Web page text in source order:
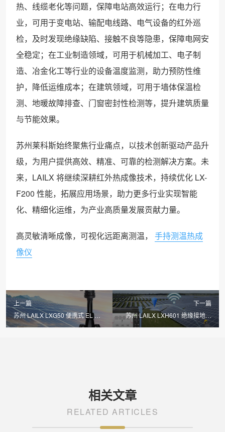
热、线缆老化等问题，保障电站高效运行；在电力行
业，可用于变电站、输配电线路、电气设备的红外巡
检，及时发现绝缘缺陷、接触不良等隐患，保障电网安
全稳定；在工业制造领域，可用于机械加工、电子制
造、冶金化工等行业的设备温度监测，助力预防性维
护，降低运维成本；在建筑领域，可用于墙体保温检
测、地暖故障排查、门窗密封性检测等，提升建筑质量
与节能效果。
苏州莱科斯始终聚焦行业痛点，以技术创新驱动产品升
级，为用户提供高效、精准、可靠的检测解决方案。未
来，LAILX 将继续深耕红外热成像技术，持续优化 LX-
F200 性能，拓展应用场景，助力更多行业实现智能
化、精细化运维，为产业高质量发展贡献力量。
高灵敏清晰成像，可视化远距离测温，
手持测温热成
像仪
上一篇
苏州 LAILX LXG50 便携式 EL 检
测仪：高清成像精准透视，守护光
下一篇
苏州 LAILX LXH601 绝缘接地综
合测试仪：一体化多功能集成，筑
相关文章
RELATED ARTICLES